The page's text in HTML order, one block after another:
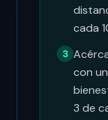
cada
3
con
3 de